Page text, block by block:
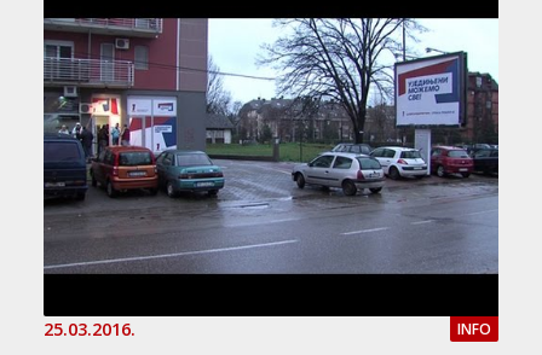
25.03.2016. INFO